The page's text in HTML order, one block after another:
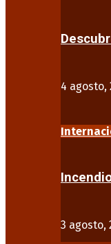
4 agosto,
3 agosto,